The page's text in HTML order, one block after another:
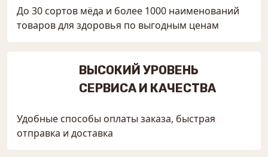
До 30 сортов мёда и более 1000 наименований
товаров для здоровья по выгодным ценам
ВЫСОКИЙ УРОВЕНЬ
СЕРВИСА И КАЧЕСТВА
Удобные способы оплаты заказа, быстрая
отправка и доставка